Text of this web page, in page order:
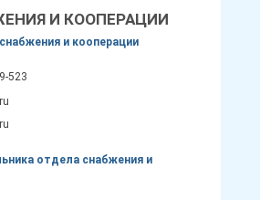
И КООПЕРАЦИИ
и кооперации
523
отдела снабжения и